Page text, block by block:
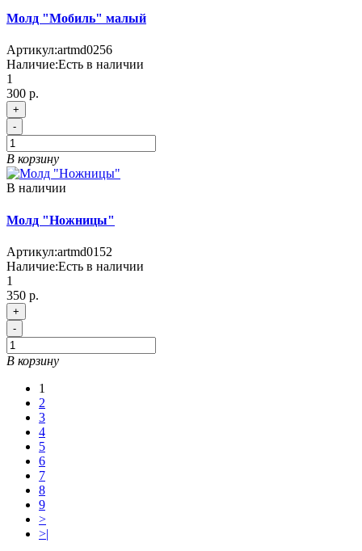
Молд "Мобиль" малый
Артикул:artmd0256
Наличие:Есть в наличии
1
300 р.
+
-
В корзину
В наличии
Молд "Ножницы"
Артикул:artmd0152
Наличие:Есть в наличии
1
350 р.
+
-
В корзину
1
2
3
4
5
6
7
8
9
>
>|